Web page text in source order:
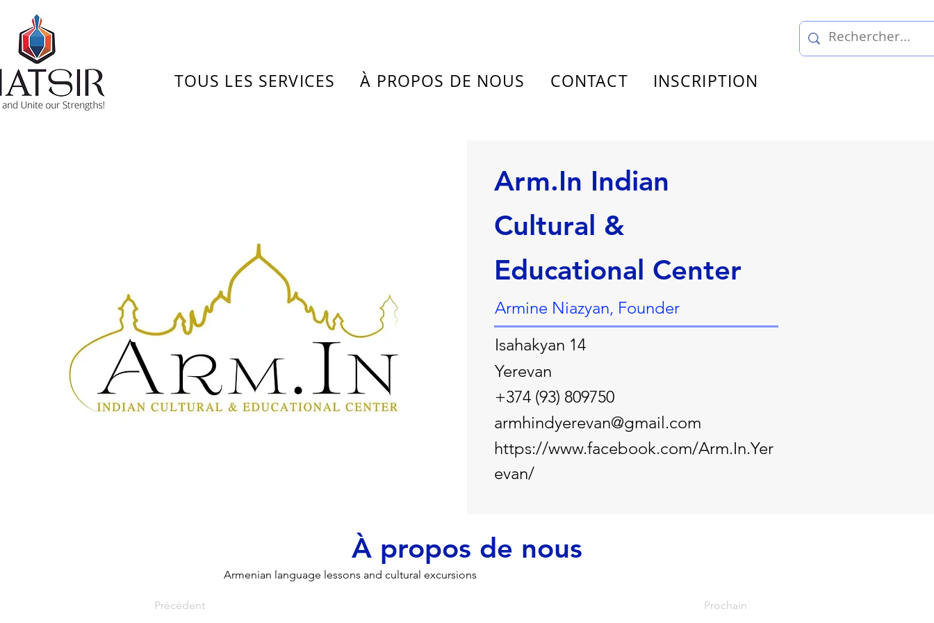
TOUS LES SERVICES À PROPOS DE NOUS CONTACT INSCRIPTION
Arm.In Indian
Cultural &
Educational Center
Armine Niazyan, Founder
Isahakyan 14
Yerevan
+374 (93) 809750
armhindyerevan@gmail.com
https://www.facebook.com/Arm.In.Yer
evan/
À propos de nous
Armenian language lessons and cultural excursions
Précédent Prochain